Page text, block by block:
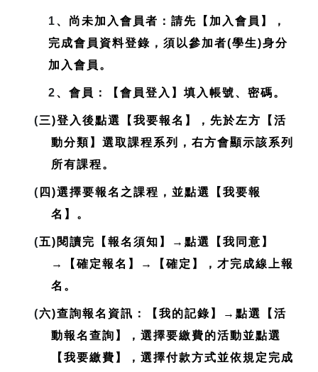
1、尚未加入會員者：請先【加入會員】，
完成會員資料登錄， 須以參加者(學生)身分
加入會員 。
2、會員：【會員登入】填入帳號、密碼。
(三)登入後點選【我要報名】，先於左方【活
動分類】選取課程系列，右方會顯示該系列
所有課程。
( 四)選擇要報名之課程，並點選【我要報
名】。
(五)閱讀完【報名須知】→點選【我同意】
→【確定報名】→【確定】，才完成線上報
名。
(六)查詢報名資訊：【我的記錄】→點選【活
動報名查詢】，選擇要繳費的活動並點選
【我要繳費】，選擇付款方式並依規定完成